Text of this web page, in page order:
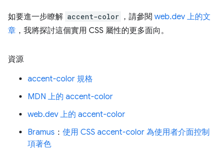
如要進一步瞭解 accent-color ，請參閱 web.dev 上的文
章 ，我將探討這個實用 CSS 屬性的更多面向。
資源
accent-color 規格
MDN 上的 accent-color
web.dev 上的 accent-color
Bramus ： 使用 CSS accent-color 為使用者介面控制
項著色